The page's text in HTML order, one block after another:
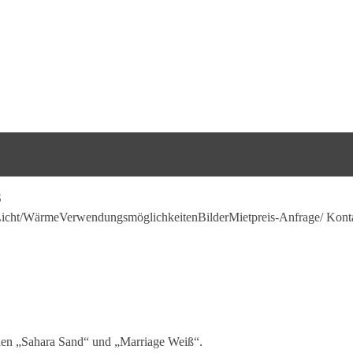
WärmeVerwendungsmöglichkeitenBilderMietpreis-Anfrage/
„Sahara Sand“ und „Marriage Weiß“.